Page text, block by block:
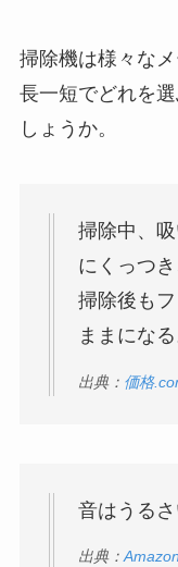
掃除機は様々な
長一短でどれを
しょうか。
掃除中、
にくっつき
掃除後も
ままになる
出典： 価格
音はうるさ
出典：Amazon